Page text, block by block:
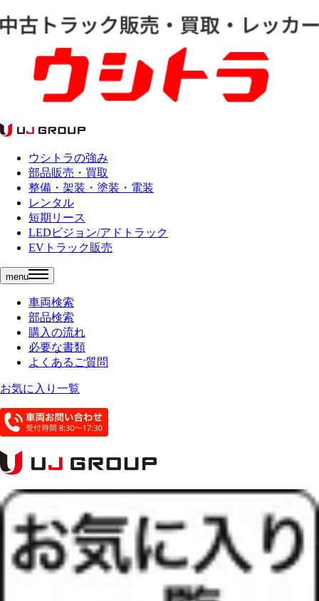
ウシトラの強み
部品販売・買取
整備・架装・塗装・電装
レンタル
短期リース
LEDビジョン/アドトラック
EVトラック販売
menu
車両検索
部品検索
購入の流れ
必要な書類
よくあるご質問
お気に入り一覧